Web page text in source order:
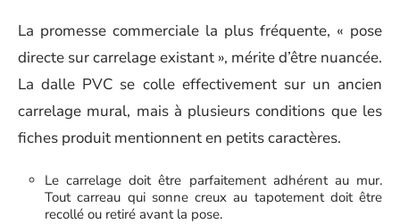
La promesse commerciale la plus fréquente, « pose
directe sur carrelage existant », mérite d’être nuancée.
La dalle PVC se colle effectivement sur un ancien
carrelage mural, mais à plusieurs conditions que les
fiches produit mentionnent en petits caractères.
Le carrelage doit être parfaitement adhérent au mur.
Tout carreau qui sonne creux au tapotement doit être
recollé ou retiré avant la pose.